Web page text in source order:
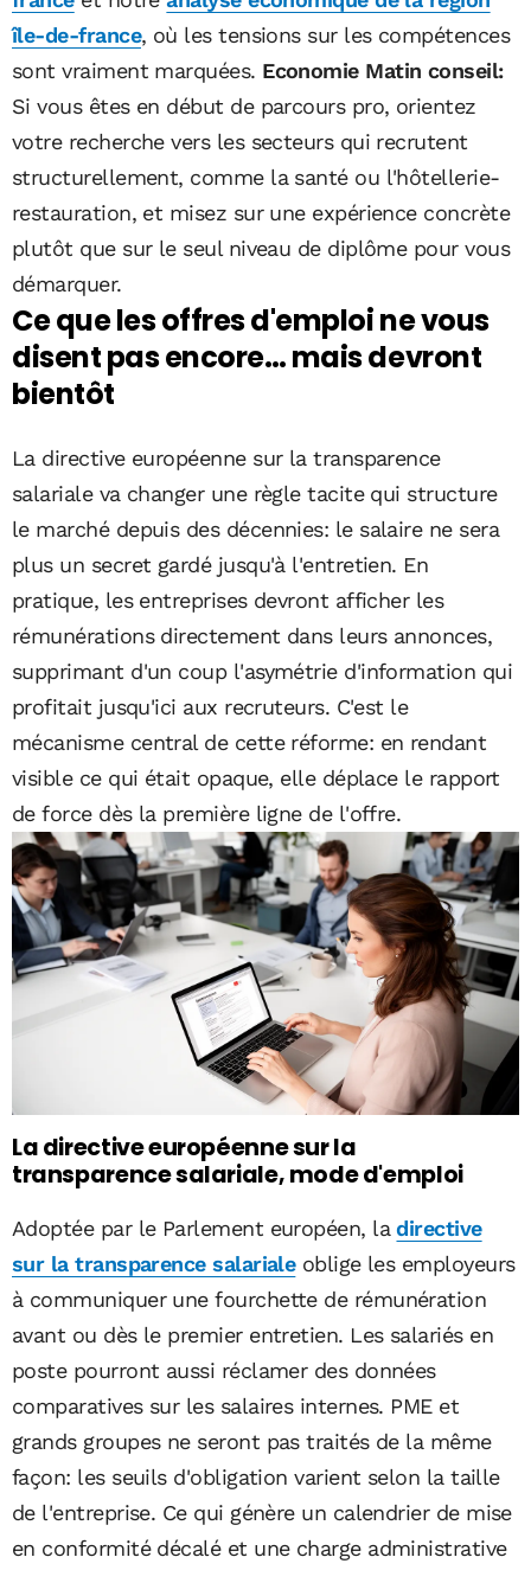
île-de-france, où les tensions sur les compétences
sont vraiment marquées. Economie Matin conseil:
Si vous êtes en début de parcours pro, orientez
votre recherche vers les secteurs qui recrutent
structurellement, comme la santé ou l'hôtellerie-
restauration, et misez sur une expérience concrète
plutôt que sur le seul niveau de diplôme pour vous
démarquer.
Ce que les offres d'emploi ne vous
disent pas encore… mais devront
bientôt
La directive européenne sur la transparence
salariale va changer une règle tacite qui structure
le marché depuis des décennies: le salaire ne sera
plus un secret gardé jusqu'à l'entretien. En
pratique, les entreprises devront afficher les
rémunérations directement dans leurs annonces,
supprimant d'un coup l'asymétrie d'information qui
profitait jusqu'ici aux recruteurs. C'est le
mécanisme central de cette réforme: en rendant
visible ce qui était opaque, elle déplace le rapport
de force dès la première ligne de l'offre.
La directive européenne sur la
transparence salariale, mode d'emploi
Adoptée par le Parlement européen, ladirective
sur la transparence salarialeoblige les employeurs
à communiquer une fourchette de rémunération
avant ou dès le premier entretien. Les salariés en
poste pourront aussi réclamer des données
comparatives sur les salaires internes. PME et
grands groupes ne seront pas traités de la même
façon: les seuils d'obligation varient selon la taille
de l'entreprise. Ce qui génère un calendrier de mise
en conformité décalé et une charge administrative